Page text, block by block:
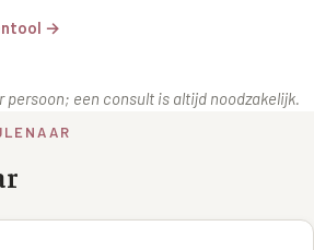
→
persoon; een consult is altijd noodzakelijk.